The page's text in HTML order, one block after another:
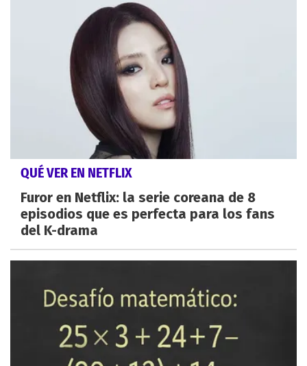
QUÉ VER EN NETFLIX
Furor en Netflix: la serie coreana de 8
episodios que es perfecta para los fans
del K-drama